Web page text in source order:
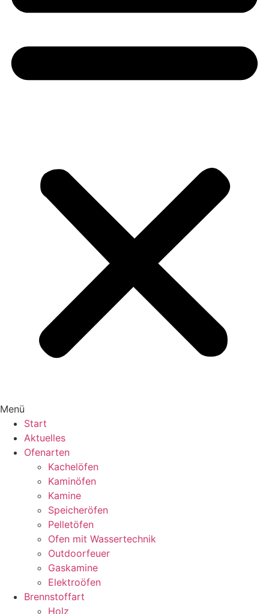
Menü
Start
Aktuelles
Ofenarten
Kachelöfen
Kaminöfen
Kamine
Speicheröfen
Pelletöfen
Ofen mit Wassertechnik
Outdoorfeuer
Gaskamine
Elektroöfen
Brennstoffart
Holz